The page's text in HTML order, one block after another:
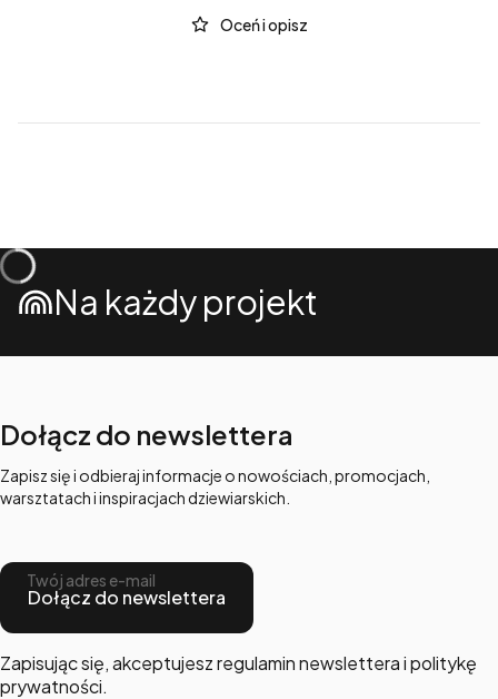
Oceń i opisz
Na każdy projekt
Dołącz do newslettera
Zapisz się i odbieraj informacje o nowościach, promocjach,
warsztatach i inspiracjach dziewiarskich.
Twój adres e-mail
Dołącz do newslettera
Zapisując się, akceptujesz regulamin newslettera i politykę
prywatności.